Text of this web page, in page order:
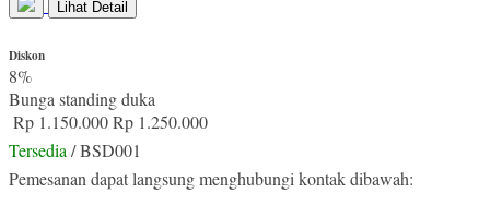
Lihat Detail
Diskon
8%
Bunga standing duka
Rp 1.150.000Rp 1.250.000
Tersedia / BSD001
Pemesanan dapat langsung menghubungi kontak dibawah: